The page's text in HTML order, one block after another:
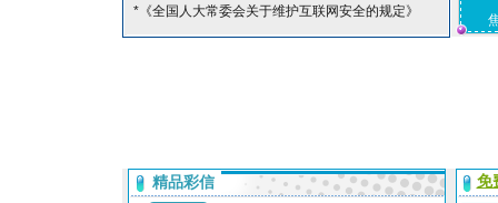
*《全国人大常委会关于维护互联网安全的规定》